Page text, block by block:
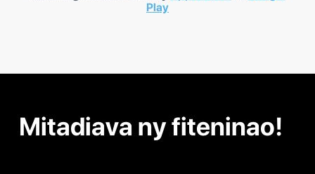
Play
Mitadiava ny fiteninao!